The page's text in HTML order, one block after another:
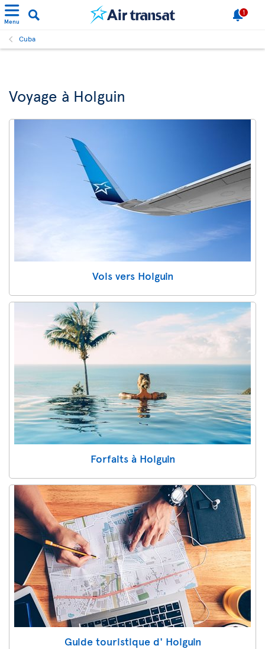
Menu
1
Cuba
Voyage à Holguin
Vols vers Holguin
Forfaits à Holguin
Guide touristique d' Holguin